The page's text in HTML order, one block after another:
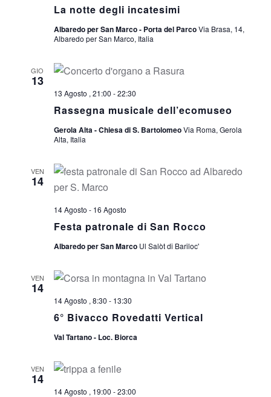
La notte degli incatesimi
Albaredo per San Marco - Porta del ParcoVia Brasa, 14,
Albaredo per San Marco, Italia
GIO
13
Rassegna musicale dell’ecomuseo
13 Agosto , 21:00 -22:30
Gerola Alta - Chiesa di S. BartolomeoVia Roma, Gerola
Alta, Italia
VEN
14
Festa patronale di San Rocco
14 Agosto - 16 Agosto
Albaredo per San Marco Ul Salòt di Bariloc'
VEN
14
6° Bivacco Rovedatti Vertical
14 Agosto , 8:30 - 13:30
Val Tartano - Loc. Biorca
VEN
14
14 Agosto , 19:00 -23:00